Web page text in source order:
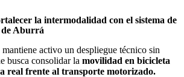
la intermodalidad con el sistema de
Aburrá
activo un despliegue técnico sin
busca consolidar la movilidad en bicicleta
real frente al transporte motorizado.